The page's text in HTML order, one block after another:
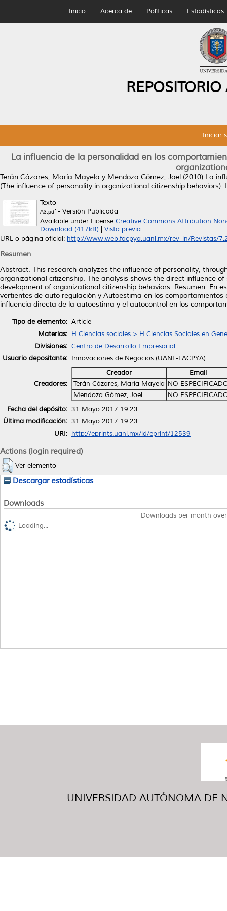
Inicio Acerca de Políticas Estadísticas
Iniciar
La influencia de la personalidad en los
Terán Cázares, María Mayela y Mendoza Gómez, Joel (2010) La
(The influence of personality in organizational citizenship behaviors).
Texto
A3.pdf- Versión Publicada
Available under License Creative Commons Attribution
Download (417kB)
Vista previa
URL o página oficial: http://www.web.facpya.uanl.mx/rev_in/Revistas/
Resumen
Abstract. This research analyzes the influence of personality,
organizational citizenship. The analysis shows the direct influence
development of organizational citizenship behaviors. Resumen. En
vertientes de auto regulación y Autoestima en los
influencia directa de la autoestima y el autocontrol en los
Tipo de elemento: Article
Materias: H Ciencias sociales > H Ciencias Sociales en
Divisiones: Centro de Desarrollo Empresarial
Usuario depositante: Innovaciones de Negocios (UANL-FACPYA)
Creadores:
Creador
Email
Terán Cázares, María Mayela NO
Mendoza Gómez, Joel
NO
Fecha del depósito: 31 Mayo 2017 19:23
Última modificación: 31 Mayo 2017 19:23
URI: http://eprints.uanl.mx/id/eprint/12539
Actions (login required)
Ver elemento
Descargar estadísticas
Downloads
Downloads per month
Loading...
UNIVERSIDAD AUTÓNOMA DE